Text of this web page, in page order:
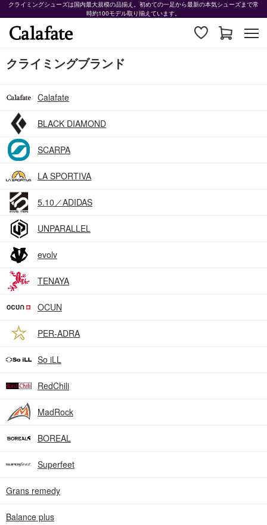
クライミングシューズは国内最大規模の品揃え。初めての一足から最新の本気シューズまで常
時約100モデル取り揃えています。
クライミングブランド
Calafate
BLACK DIAMOND
SCARPA
LA SPORTIVA
5.10／ADIDAS
UNPARALLEL
evolv
TENAYA
OCUN
PER-ADRA
So iLL
RedChili
MadRock
BOREAL
Superfeet
Grans remedy
Balance plus